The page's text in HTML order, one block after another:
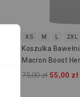
XS M L 2XL
Koszulka
Macron Boost
75,00 zł 55,00 zł